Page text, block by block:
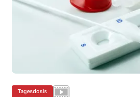
Tagesdosis